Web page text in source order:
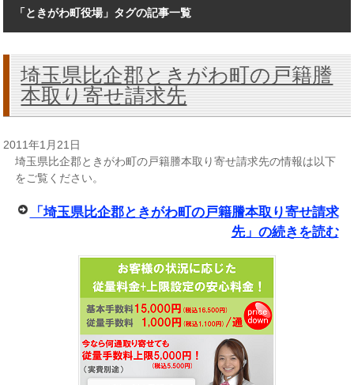
「ときがわ町役場」タグの記事一覧
埼玉県比企郡ときがわ町の戸籍謄
本取り寄せ請求先
2011年1月21日
埼玉県比企郡ときがわ町の戸籍謄本取り寄せ請求先の情報は以下
をご覧ください。
「埼玉県比企郡ときがわ町の戸籍謄本取り寄せ請求
先」の続きを読む